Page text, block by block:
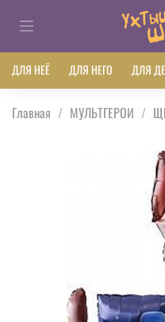
ДЛЯ НЕЁ ДЛЯ НЕГО ДЛЯ
Главная МУЛЬТГЕРОИ